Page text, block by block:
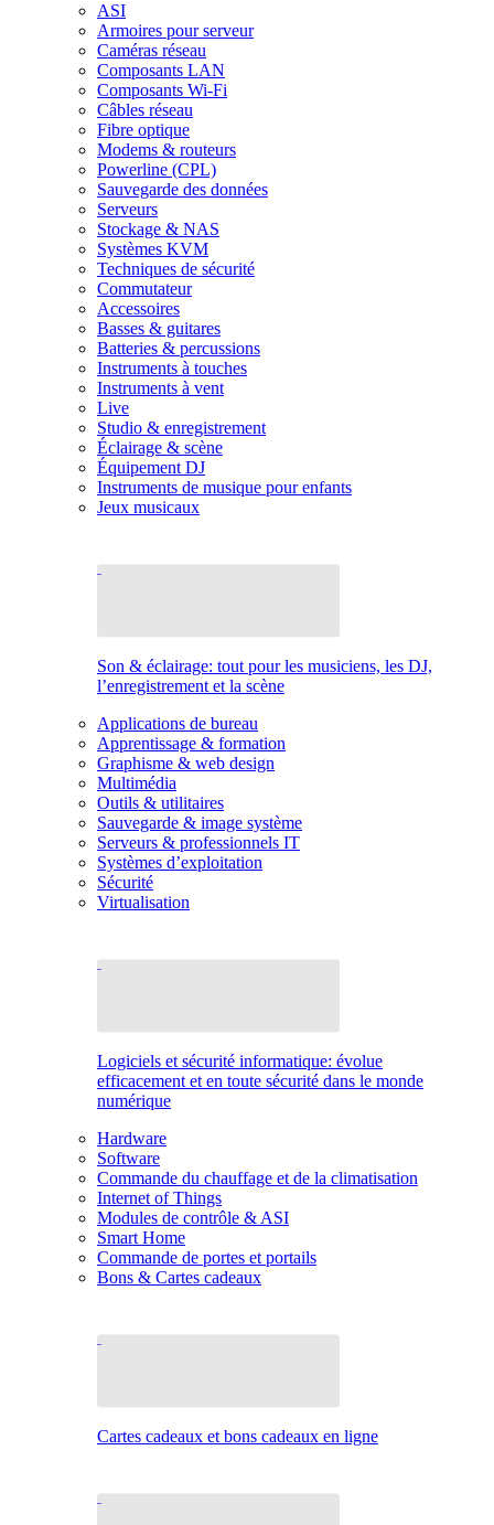
ASI
Armoires pour serveur
Caméras réseau
Composants LAN
Composants Wi-Fi
Câbles réseau
Fibre optique
Modems & routeurs
Powerline (CPL)
Sauvegarde des données
Serveurs
Stockage & NAS
Systèmes KVM
Techniques de sécurité
Commutateur
Accessoires
Basses & guitares
Batteries & percussions
Instruments à touches
Instruments à vent
Live
Studio & enregistrement
Éclairage & scène
Équipement DJ
Instruments de musique pour enfants
Jeux musicaux
Son & éclairage: tout pour les musiciens, les DJ,
l’enregistrement et la scène
Applications de bureau
Apprentissage & formation
Graphisme & web design
Multimédia
Outils & utilitaires
Sauvegarde & image système
Serveurs & professionnels IT
Systèmes d’exploitation
Sécurité
Virtualisation
Logiciels et sécurité informatique: évolue
efficacement et en toute sécurité dans le monde
numérique
Hardware
Software
Commande du chauffage et de la climatisation
Internet of Things
Modules de contrôle & ASI
Smart Home
Commande de portes et portails
Bons & Cartes cadeaux
Cartes cadeaux et bons cadeaux en ligne